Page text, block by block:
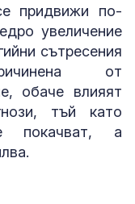
придвижи по-
увеличение
сътресения
от
обаче влияят
тъй като
покачват, а